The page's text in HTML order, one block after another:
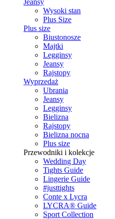
Jeansy
Wysoki stan
Plus Size
Plus size
Biustonosze
Majtki
Legginsy
Jeansy
Rajstopy
Wyprzedaż
Ubrania
Jeansy
Legginsy
Bielizna
Rajstopy
Bielizna nocna
Plus size
Przewodniki i kolekcje
Wedding Day
Tights Guide
Lingerie Guide
#justtights
Conte x Lycra
LYCRA® Guide
Sport Сollection